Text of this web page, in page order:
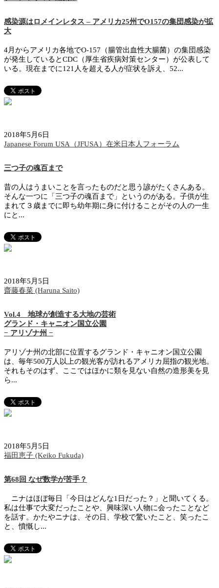
感染源はロメインレタス – アメリカ25州でO157の集団感染が拡
大
4月からアメリカ各地でO-157（腸管出血性大腸菌）の集団感染
が発生しているとCDC（厚生省疾病対策センター）が公表して
いる。現在までに121人を超える人が症状を訴え、52...
2018年5月6日
Japanese Forum USA（JFUSA）在米日本人フォーラム
三つ子の魂百まで
昔の人はうまいことを言ったものだと思う諺がたくさんある。
そんな一つに「三つ子の魂百まで」というのがある。子供が生
まれて３歳までに即ち幼年期に身に付けることがその人の一生
にと...
2018年5月5日
齋藤春菜 (Haruna Saito)
Vol.4 地球が創造する大地の芸術
グランド・キャニオン国立公園
− アリゾナ州 −
アリゾナ州の北部に位置するグランド・キャニオン国立公園
は、毎年500万人以上の観光客が訪れるアメリカ屈指の観光地。
それもそのはず、ここではほかに類を見ない自然の造形美を見
ら...
2018年5月5日
福田恵子 (Keiko Fukuda)
第68回 なぜ数学が苦手？
ニナはほぼ毎日「今日はどんな1日だった？」と聞いてくる。
私は仕事で大変だったことや、興味深い人物に会ったことなど
を話す。かたやニナは、その日、学校で驚いたこと、笑ったこ
と、憤慨し...